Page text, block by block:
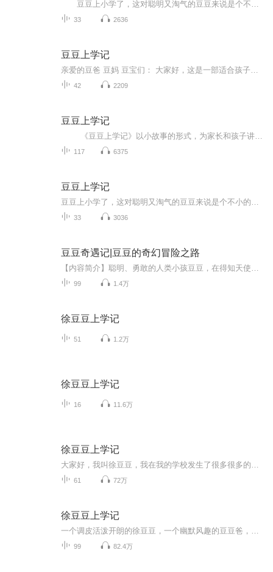
33 2636
豆豆上学记
42 2209
豆豆上学记
117 6375
豆豆上学记
33 3036
豆豆奇遇记|豆豆的奇幻冒险之路
99 1.4万
徐豆豆上学记
51 1.2万
徐豆豆上学记
16 11.6万
徐豆豆上学记
61 72万
徐豆豆上学记
99 82.4万